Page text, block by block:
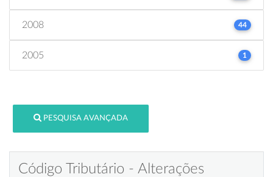
2008 44
2005 1
PESQUISA AVANÇADA
Código Tributário - Alterações